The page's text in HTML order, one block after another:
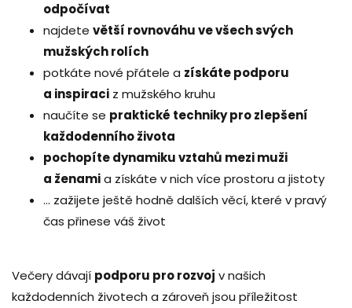
odpočívat
najdete větší rovnováhu ve všech svých
mužských rolích
potkáte nové přátele a získáte podporu
a inspiraci z mužského kruhu
naučíte se praktické techniky pro zlepšení
každodenního života
pochopíte dynamiku vztahů mezi muži
a ženamia získáte v nich více prostoru a jistoty
… zažijete ještě hodně dalších věcí, které v pravý
čas přinese váš život
Večery dávají podporu pro rozvoj v našich
každodenních životech a zároveň jsou příležitost